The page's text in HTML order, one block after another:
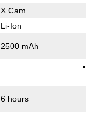
X Cam
Li-Ion
2500 mAh
6 hours